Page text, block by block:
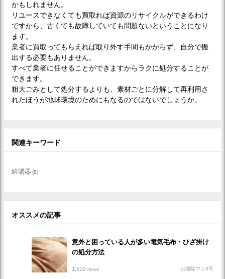
かもしれません。
リユースできなくても買取れば資源のリサイクルができるわけ
ですから、古くても故障していても問題ないということになり
ます。
業者に買取ってもらえれば取り外す手間もかからず、自分で搬
出する必要もありません。
すべて業者に任せることができますからラクに処分することが
できます。
粗大ごみとして処分するよりも、素材ごとに分解して再利用さ
れたほうが地球環境のためにもなるのではないでしょうか。
関連キーワード
給湯器 (8)
オススメの記事
意外と困っている人が多い電気毛布・ひざ掛け
の処分方法
1,610views お掃除マン3号